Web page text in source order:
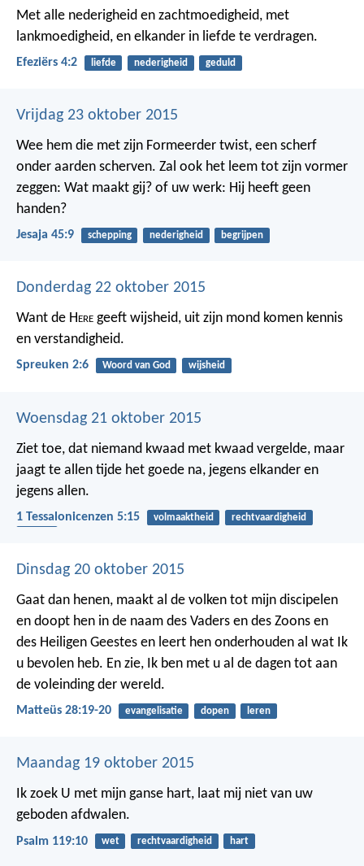
Met alle nederigheid en zachtmoedigheid, met
lankmoedigheid, en elkander in liefde te verdragen.
Efeziërs 4:2 liefde nederigheid geduld
Vrijdag 23 oktober 2015
Wee hem die met zijn Formeerder twist, een scherf
onder aarden scherven. Zal ook het leem tot zijn vormer
zeggen: Wat maakt gij? of uw werk: Hij heeft geen
handen?
Jesaja 45:9 schepping nederigheid begrijpen
Donderdag 22 oktober 2015
Want de Here geeft wijsheid, uit zijn mond komen kennis
en verstandigheid.
Spreuken 2:6 Woord van God wijsheid
Woensdag 21 oktober 2015
Ziet toe, dat niemand kwaad met kwaad vergelde, maar
jaagt te allen tijde het goede na, jegens elkander en
jegens allen.
1 Tessalonicenzen 5:15 volmaaktheid
rechtvaardigheid
Dinsdag 20 oktober 2015
Gaat dan henen, maakt al de volken tot mijn discipelen
en doopt hen in de naam des Vaders en des Zoons en
des Heiligen Geestes en leert hen onderhouden al wat Ik
u bevolen heb. En zie, Ik ben met u al de dagen tot aan
de voleinding der wereld.
Matteüs 28:19-20 evangelisatie dopen leren
Maandag 19 oktober 2015
Ik zoek U met mijn ganse hart, laat mij niet van uw
geboden afdwalen.
Psalm 119:10 wet rechtvaardigheid hart